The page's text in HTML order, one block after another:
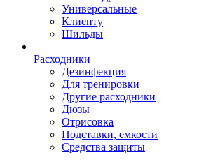
Универсальные
Клиенту
Шильды
Расходники
Дезинфекция
Для тренировки
Другие расходники
Дюзы
Отрисовка
Подставки, емкости
Средства защиты